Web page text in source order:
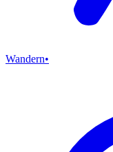
Wandern•